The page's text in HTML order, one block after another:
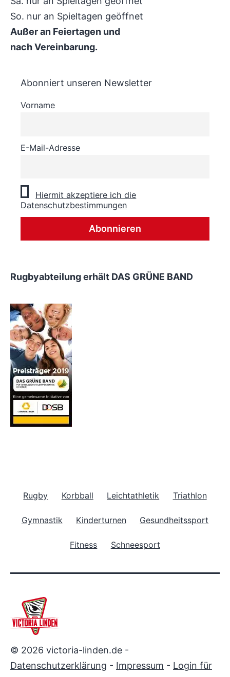
So. nur an Spieltagen geöffnet
Außer an Feiertagen und
nach Vereinbarung.
Abonniert unseren Newsletter
Vorname
E-Mail-Adresse
Hiermit akzeptiere ich die
Datenschutzbestimmungen
Rugbyabteilung erhält DAS GRÜNE BAND
Rugby Korbball Leichtathletik Triathlon
Gymnastik Kinderturnen Gesundheitssport
Fitness Schneesport
© 2026 victoria-linden.de -
Datenschutzerklärung - Impressum - Login für